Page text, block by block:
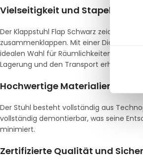
Vielseitigkeit und Stapelbarkeit
Der Klappstuhl Flap Schwarz zeichnet
zusammenklappen. Mit einer Dicke von
idealen Wahl für Räumlichkeiten, in
Lagerung und den Transport erheblich
Hochwertige Materialien und
Der Stuhl besteht vollständig aus
vollständig demontierbar, was seine
minimiert.
Zertifizierte Qualität und